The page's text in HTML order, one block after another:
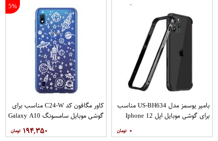
بامپر یوسمز مدل US-BH634 مناسب
برای گوشی موبایل اپل Iphone 12
۰
5%
کاور مگافون کد C24-W مناسب برای
گوشی موبایل سامسونگ Galaxy A10
۱۹۴,۳۵۰